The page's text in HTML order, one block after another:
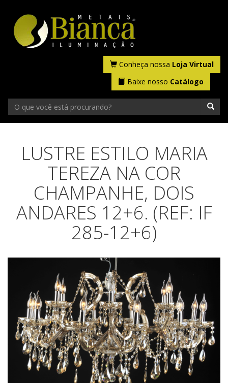
Conheça nossa Loja Virtual
Baixe nosso Catálogo
LUSTRE ESTILO MARIA
TEREZA NA COR
CHAMPANHE, DOIS
ANDARES 12+6. (REF: IF
285-12+6)